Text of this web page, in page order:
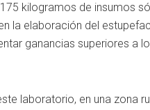
kilogramos de insumos
la elaboración del
ganancias superiores a
laboratorio, en una zona